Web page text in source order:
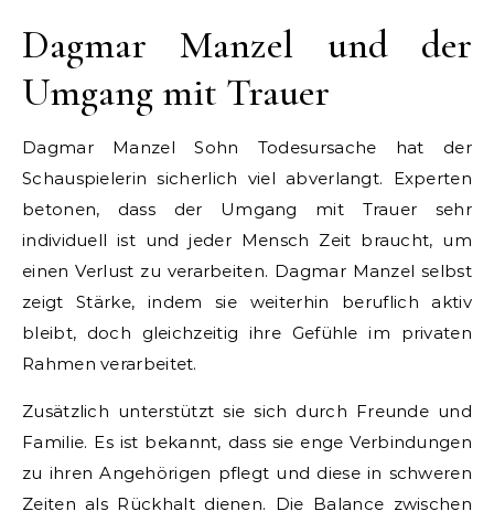
Dagmar Manzel und der
Umgang mit Trauer
Dagmar Manzel Sohn Todesursache hat der
Schauspielerin sicherlich viel abverlangt. Experten
betonen, dass der Umgang mit Trauer sehr
individuell ist und jeder Mensch Zeit braucht, um
einen Verlust zu verarbeiten. Dagmar Manzel selbst
zeigt Stärke, indem sie weiterhin beruflich aktiv
bleibt, doch gleichzeitig ihre Gefühle im privaten
Rahmen verarbeitet.
Zusätzlich unterstützt sie sich durch Freunde und
Familie. Es ist bekannt, dass sie enge Verbindungen
zu ihren Angehörigen pflegt und diese in schweren
Zeiten als Rückhalt dienen. Die Balance zwischen